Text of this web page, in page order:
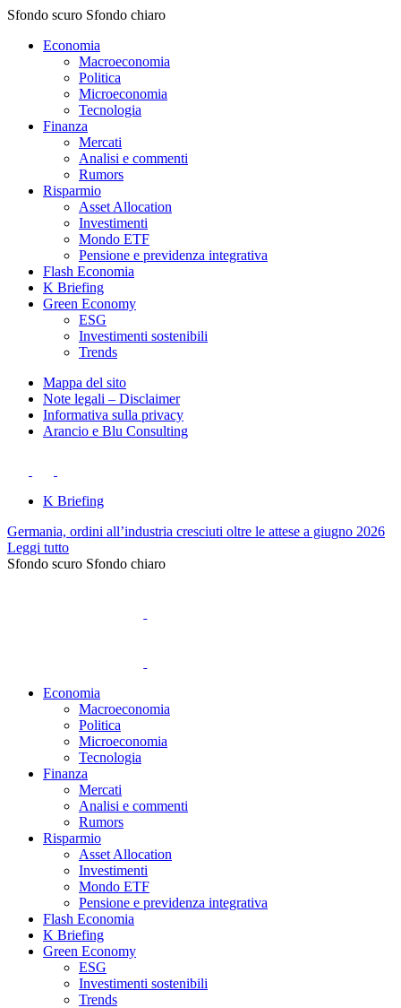
Sfondo scuro Sfondo chiaro
Economia
Macroeconomia
Politica
Microeconomia
Tecnologia
Finanza
Mercati
Analisi e commenti
Rumors
Risparmio
Asset Allocation
Investimenti
Mondo ETF
Pensione e previdenza integrativa
Flash Economia
K Briefing
Green Economy
ESG
Investimenti sostenibili
Trends
Mappa del sito
Note legali – Disclaimer
Informativa sulla privacy
Arancio e Blu Consulting
K Briefing
Germania, ordini all’industria cresciuti oltre le attese a giugno 2026
Leggi tutto
Sfondo scuro Sfondo chiaro
Economia
Macroeconomia
Politica
Microeconomia
Tecnologia
Finanza
Mercati
Analisi e commenti
Rumors
Risparmio
Asset Allocation
Investimenti
Mondo ETF
Pensione e previdenza integrativa
Flash Economia
K Briefing
Green Economy
ESG
Investimenti sostenibili
Trends